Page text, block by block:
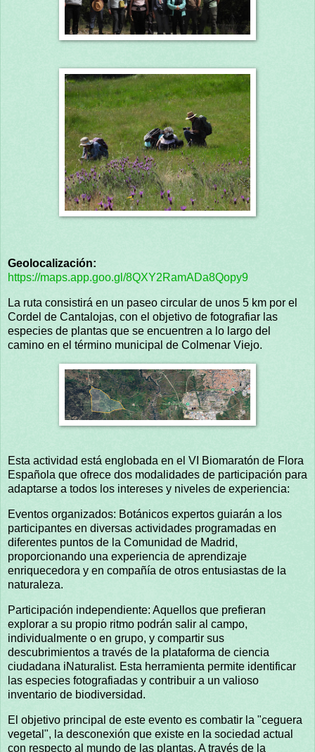
Geolocalización:
https://maps.app.goo.gl/8QXY2RamADa8Qopy9
La ruta consistirá en un paseo circular de unos 5 km por el
Cordel de Cantalojas, con el objetivo de fotografiar las
especies de plantas que se encuentren a lo largo del
camino en el término municipal de Colmenar Viejo.
Esta actividad está englobada en el VI Biomaratón de Flora
Española que ofrece dos modalidades de participación para
adaptarse a todos los intereses y niveles de experiencia:
Eventos organizados: Botánicos expertos guiarán a los
participantes en diversas actividades programadas en
diferentes puntos de la Comunidad de Madrid,
proporcionando una experiencia de aprendizaje
enriquecedora y en compañía de otros entusiastas de la
naturaleza.
Participación independiente: Aquellos que prefieran
explorar a su propio ritmo podrán salir al campo,
individualmente o en grupo, y compartir sus
descubrimientos a través de la plataforma de ciencia
ciudadana iNaturalist. Esta herramienta permite identificar
las especies fotografiadas y contribuir a un valioso
inventario de biodiversidad.
El objetivo principal de este evento es combatir la "ceguera
vegetal", la desconexión que existe en la sociedad actual
con respecto al mundo de las plantas. A través de la